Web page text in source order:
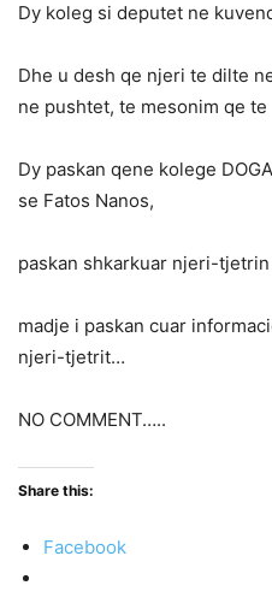
Dy koleg si deputet ne
Dhe u desh qe njeri te dilte
ne pushtet, te mesonim qe te
Dy paskan qene kolege
se Fatos Nanos,
paskan shkarkuar njeri-tjetrin
madje i paskan cuar
njeri-tjetrit…
NO COMMENT…..
Share this:
Facebook